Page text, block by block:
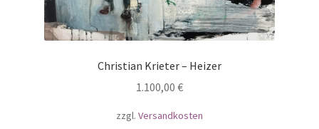
Christian Krieter – Heizer
1.100,00 €
zzgl. Versandkosten